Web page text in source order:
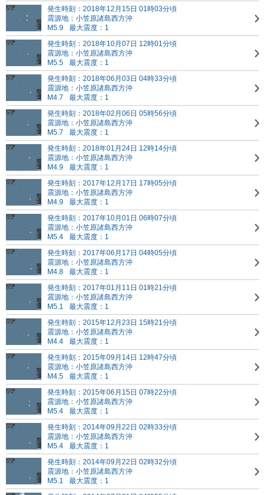
発生時刻：2018年12月15日 01時03分頃
震源地：小笠原諸島西方沖
M5.9
最大震度：1
発生時刻：2018年10月07日 12時01分頃
震源地：小笠原諸島西方沖
M5.5
最大震度：1
発生時刻：2018年06月03日 04時33分頃
震源地：小笠原諸島西方沖
M4.7
最大震度：1
発生時刻：2018年02月06日 05時56分頃
震源地：小笠原諸島西方沖
M5.7
最大震度：1
発生時刻：2018年01月24日 12時14分頃
震源地：小笠原諸島西方沖
M4.9
最大震度：1
発生時刻：2017年12月17日 17時05分頃
震源地：小笠原諸島西方沖
M4.9
最大震度：1
発生時刻：2017年10月01日 06時07分頃
震源地：小笠原諸島西方沖
M5.4
最大震度：1
発生時刻：2017年06月17日 04時05分頃
震源地：小笠原諸島西方沖
M4.8
最大震度：1
発生時刻：2017年01月11日 01時21分頃
震源地：小笠原諸島西方沖
M5.1
最大震度：1
発生時刻：2015年12月23日 15時21分頃
震源地：小笠原諸島西方沖
M4.4
最大震度：1
発生時刻：2015年09月14日 12時47分頃
震源地：小笠原諸島西方沖
M4.5
最大震度：1
発生時刻：2015年06月15日 07時22分頃
震源地：小笠原諸島西方沖
M5.4
最大震度：1
発生時刻：2014年09月22日 02時33分頃
震源地：小笠原諸島西方沖
M5.4
最大震度：1
発生時刻：2014年09月22日 02時32分頃
震源地：小笠原諸島西方沖
M5.1
最大震度：1